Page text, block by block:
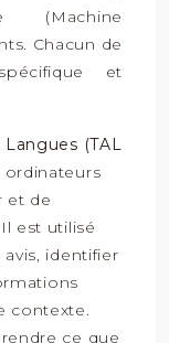
(Machine
Chacun de
et
(TAL
ordinateurs
et de
est utilisé
identifier
contexte.
ce que